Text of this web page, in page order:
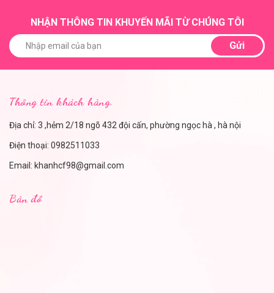
NHẬN THÔNG TIN KHUYẾN MÃI TỪ CHÚNG TÔI
Gửi
Thông tin khách hàng.
Địa chỉ: 3 ,hẻm 2/18 ngõ 432 đội cấn, phường ngọc hà , hà nội
Điện thoại: 0982511033
Email: khanhcf98@gmail.com
Bản đồ